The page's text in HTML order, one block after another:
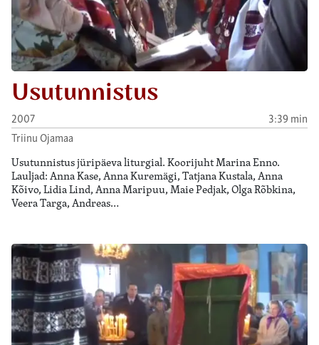
Usutunnistus
2007
3:39 min
Triinu Ojamaa
Usutunnistus jüripäeva liturgial. Koorijuht Marina Enno.
Lauljad: Anna Kase, Anna Kuremägi, Tatjana Kustala, Anna
Kõivo, Lidia Lind, Anna Maripuu, Maie Pedjak, Olga Rõbkina,
Veera Targa, Andreas…